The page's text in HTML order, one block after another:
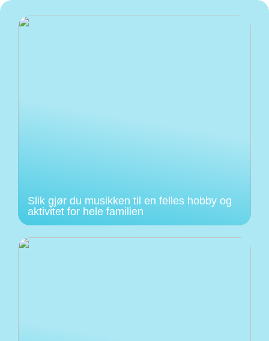
Slik gjør du musikken til en felles hobby og
aktivitet for hele familien